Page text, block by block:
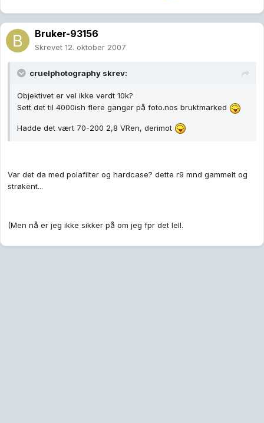
Bruker-93156
Skrevet 12. oktober 2007
cruelphotography skrev:
Objektivet er vel ikke verdt 10k?
Sett det til 4000ish flere ganger på foto.nos bruktmarked
Hadde det vært 70-200 2,8 VRen, derimot
Var det da med polafilter og hardcase? dette r9 mnd gammelt og
strøkent...
(Men nå er jeg ikke sikker på om jeg fpr det lell.